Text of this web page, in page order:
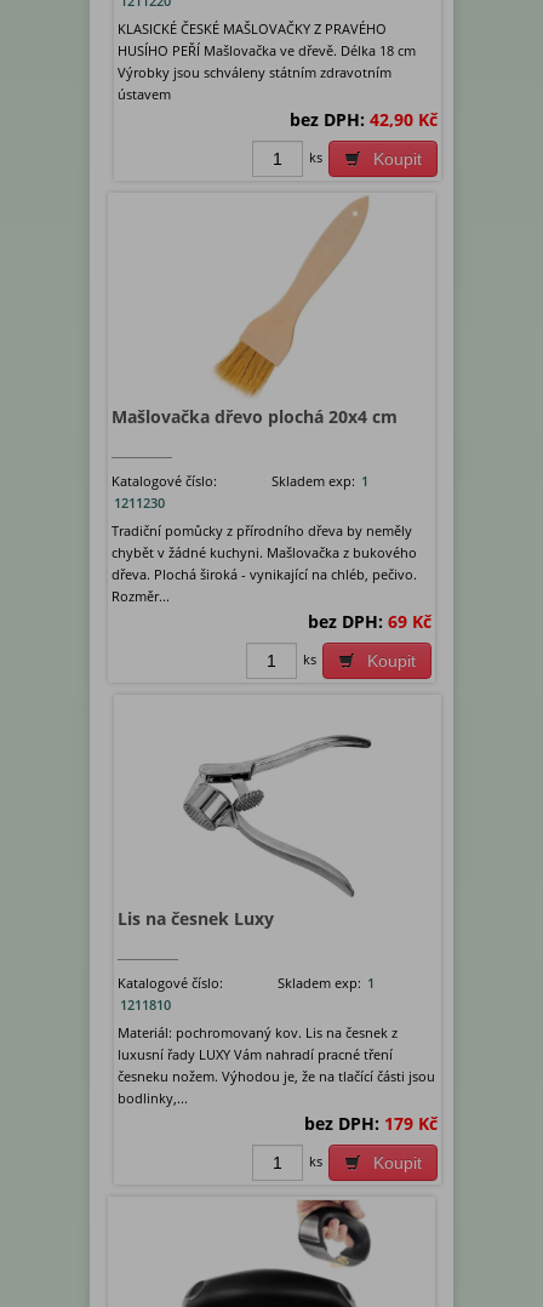
KLASICKÉ ČESKÉ MAŠLOVAČKY Z PRAVÉHO
HUSÍHO PEŘÍ Mašlovačka ve dřevě. Délka 18 cm
Výrobky jsou schváleny státním zdravotním
ústavem
bez DPH: 42,90 Kč
Koupit
ks
Mašlovačka dřevo plochá 20x4 cm
Katalogové číslo:
1211230
Skladem exp: 1
Tradiční pomůcky z přírodního dřeva by neměly
chybět v žádné kuchyni. Mašlovačka z bukového
dřeva. Plochá široká - vynikající na chléb, pečivo.
Rozměr...
bez DPH: 69 Kč
Koupit
ks
Lis na česnek Luxy
Katalogové číslo:
1211810
Skladem exp: 1
Materiál: pochromovaný kov. Lis na česnek z
luxusní řady LUXY Vám nahradí pracné tření
česneku nožem. Výhodou je, že na tlačící části jsou
bodlinky,...
bez DPH: 179 Kč
Koupit
ks